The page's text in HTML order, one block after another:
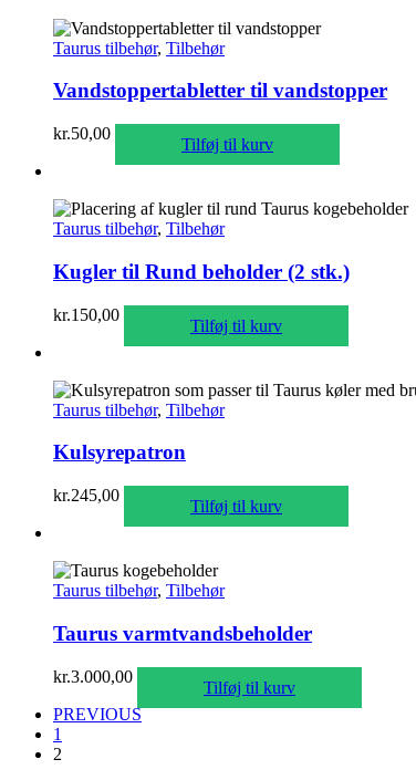
Taurus tilbehør, Tilbehør
Vandstoppertabletter til vandstopper
kr.50,00
Tilføj til kurv
Taurus tilbehør, Tilbehør
Kugler til Rund beholder (2 stk.)
kr.150,00
Tilføj til kurv
Taurus tilbehør, Tilbehør
Kulsyrepatron
kr.245,00
Tilføj til kurv
Taurus tilbehør, Tilbehør
Taurus varmtvandsbeholder
kr.3.000,00
Tilføj til kurv
PREVIOUS
1
2